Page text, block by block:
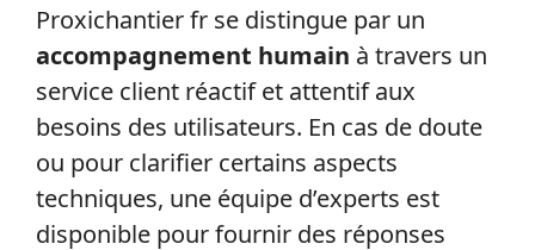
Proxichantier fr se distingue par un
accompagnement humain à travers un
service client réactif et attentif aux
besoins des utilisateurs. En cas de doute
ou pour clarifier certains aspects
techniques, une équipe d’experts est
disponible pour fournir des réponses